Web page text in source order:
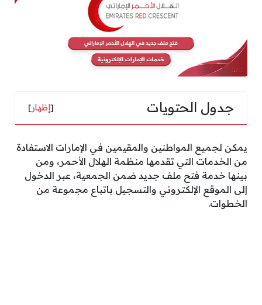
جدول الحتويات [إظهار]
يمكن لجميع المواطنين والمقيمين في الإمارات الاستفادة
من الخدمات التي تقدمها منظمة الهلال الأحمر، ومن
بينها خدمة فتح ملف جديد ضمن الجمعية، عبر الدخول
إلى الموقع الإلكتروني والتسجيل باتباع مجموعة من
الخطوات.